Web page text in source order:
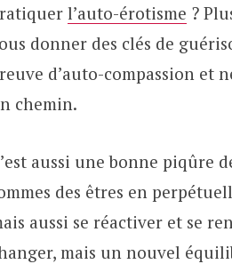
l’auto-érotisme ?
donner des clés de
d’auto-compassion et
chemin.
aussi une bonne piqûre
des êtres en
aussi se réactiver et se
mais un nouvel